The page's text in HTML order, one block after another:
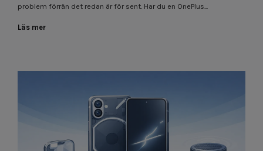
problem förrän det redan är för sent. Har du en OnePlus...
Läs mer